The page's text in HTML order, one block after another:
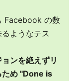
Facebook の数
ようなテス
ンを絶えずリ
ため "Done is